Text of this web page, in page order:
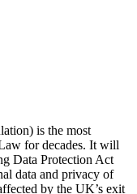
is the most
for decades. It will
Data Protection Act
data and privacy of
by the UK’s exit